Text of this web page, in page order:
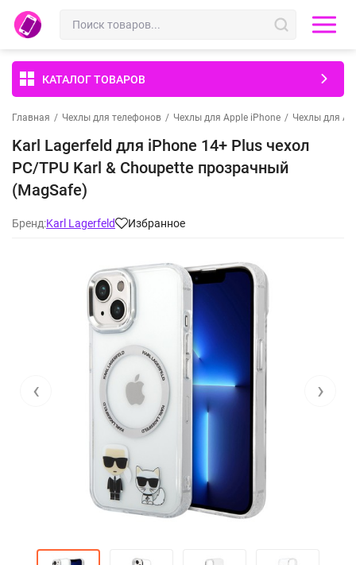
КАТАЛОГ ТОВАРОВ
Главная / Чехлы для телефонов / Чехлы для Apple iPhone / Чехлы для
Karl Lagerfeld для iPhone 14+ Plus чехол
PC/TPU Karl & Choupette прозрачный
(MagSafe)
Бренд:Karl Lagerfeld Избранное
‹ ›